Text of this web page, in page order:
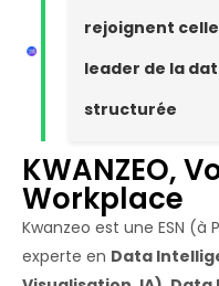
rejoignent
leader de la
structurée
KWANZEO,
Workplace
Kwanzeo est une ESN
experte en Data